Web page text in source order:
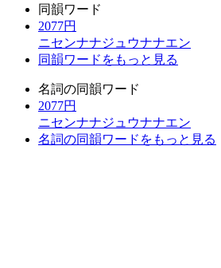
同韻ワード
2077円
ニセンナナジュウナナエン
同韻ワードをもっと見る
名詞の同韻ワード
2077円
ニセンナナジュウナナエン
名詞の同韻ワードをもっと見る